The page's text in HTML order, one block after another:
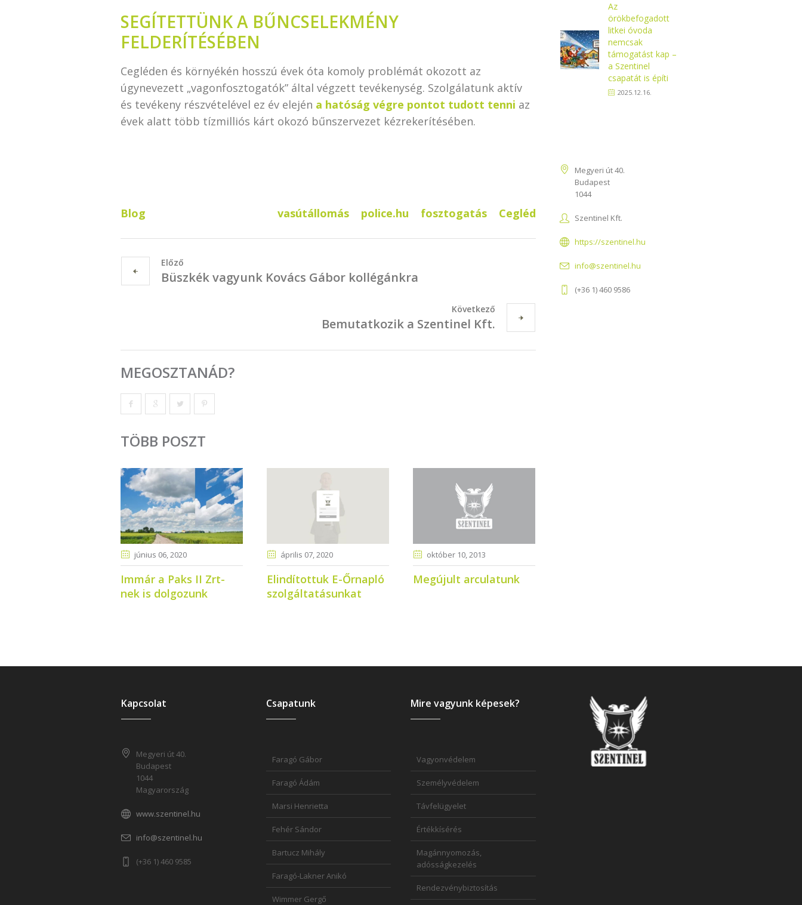
SEGÍTETTÜNK A BŰNCSELEKMÉNY
FELDERÍTÉSÉBEN
Cegléden és környékén hosszú évek óta komoly problémát okozott az
úgynevezett „vagonfosztogatók” által végzett tevékenység. Szolgálatunk aktív
és tevékeny részvételével ez év elején a hatóság végre pontot tudott tenni az
évek alatt több tízmilliós kárt okozó bűnszervezet kézrekerítésében.
Blog Cegléd
fosztogatás
police.hu
vasútállomás
Előző
Büszkék vagyunk Kovács Gábor kollégánkra
Következő
Bemutatkozik a Szentinel Kft.
MEGOSZTANÁD?
TÖBB POSZT
június 06, 2020
Immár a Paks II Zrt-
nek is dolgozunk
április 07, 2020
Elindítottuk E-Őrnapló
szolgáltatásunkat
október 10, 2013
Megújult arculatunk
Az
örökbefogadott
litkei óvoda
nemcsak
támogatást kap –
a Szentinel
csapatát is építi
2025.12.16.
Megyeri út 40.
Budapest
1044
Szentinel Kft.
https://szentinel.hu
info@szentinel.hu
(+36 1) 460 9586
Kapcsolat
Megyeri út 40.
Budapest
1044
Magyarország
www.szentinel.hu
info@szentinel.hu
(+36 1) 460 9585
Csapatunk
Faragó Gábor
Faragó Ádám
Marsi Henrietta
Fehér Sándor
Bartucz Mihály
Faragó-Lakner Anikó
Wimmer Gergő
Mire vagyunk képesek?
Vagyonvédelem
Személyvédelem
Távfelügyelet
Értékkísérés
Magánnyomozás,
adósságkezelés
Rendezvénybiztosítás